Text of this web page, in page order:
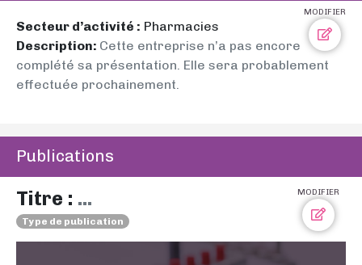
MODIFIER
Secteur d’activité : Pharmacies
Description: Cette entreprise n’a pas encore
complété sa présentation. Elle sera probablement
effectuée prochainement.
Publications
MODIFIER
Titre : ...
Type de publication